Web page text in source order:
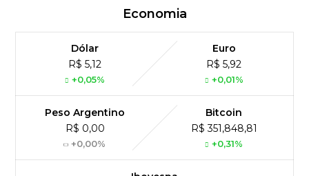
Economia
Dólar
R$ 5,12
+0,05%
Euro
R$ 5,92
+0,01%
Peso Argentino
R$ 0,00
+0,00%
Bitcoin
R$ 351,848,81
+0,31%